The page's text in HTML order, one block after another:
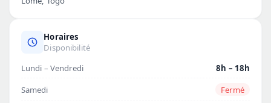
Horaires
Disponibilité
Lundi – Vendredi
8h – 18h
Samedi
Fermé